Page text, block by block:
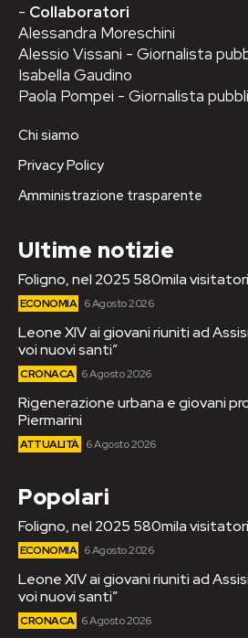
- Collaboratori
Alessandra Moreschini
Alessio Vissani - Giornalista
Isabella Gaudino
Paola Pompei - Giornalista
Chi siamo
Privacy Policy
Amministrazione trasparente
Ultime notizie
Foligno, nel 2025 580mila
ECONOMIA 6 Agosto 2026
Leone XIV ai giovani riuniti ad
voi nuovi santi”
CRONACA 6 Agosto 2026
Rigenerazione urbana e giovani
Piermarini
ATTUALITÀ 6 Agosto 2026
Popolari
Foligno, nel 2025 580mila
ECONOMIA 6 Agosto 2026
Leone XIV ai giovani riuniti ad
voi nuovi santi”
CRONACA 6 Agosto 2026